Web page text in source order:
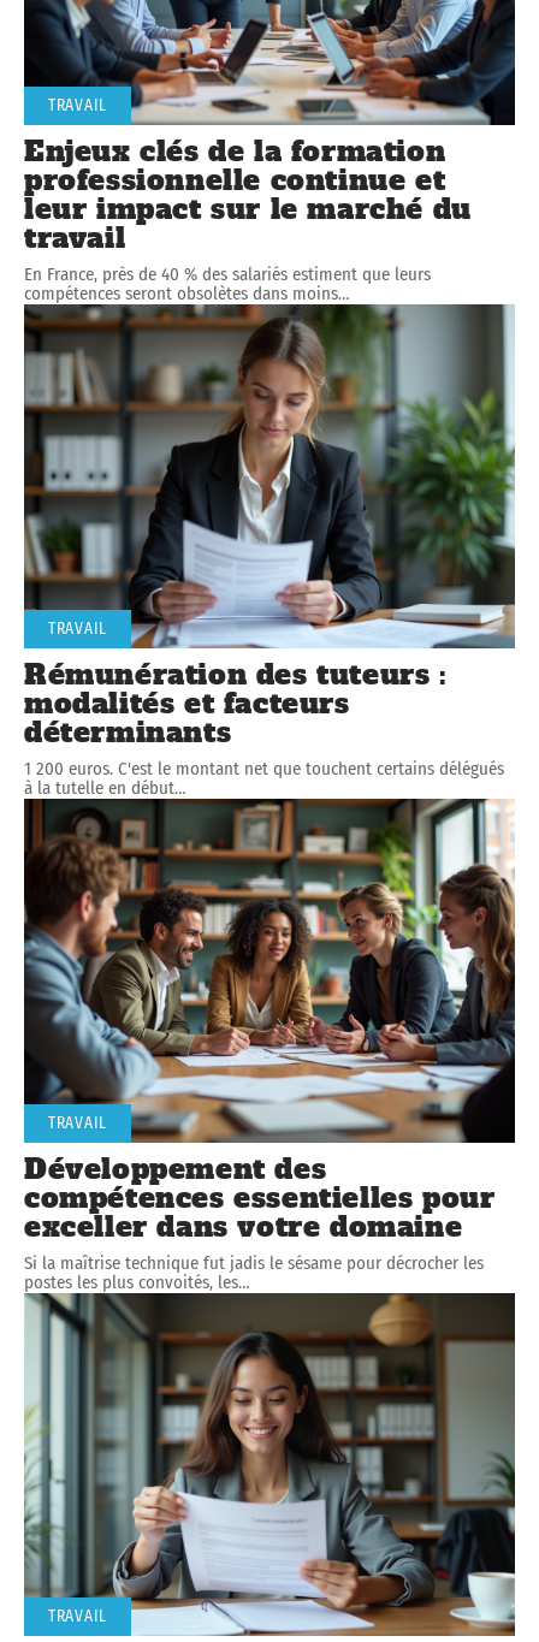
TRAVAIL
Enjeux clés de la formation
professionnelle continue et
leur impact sur le marché du
travail
En France, près de 40 % des salariés estiment que leurs
compétences seront obsolètes dans moins…
TRAVAIL
Rémunération des tuteurs :
modalités et facteurs
déterminants
1 200 euros. C'est le montant net que touchent certains délégués
à la tutelle en début…
TRAVAIL
Développement des
compétences essentielles pour
exceller dans votre domaine
Si la maîtrise technique fut jadis le sésame pour décrocher les
postes les plus convoités, les…
TRAVAIL